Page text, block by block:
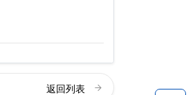
返回列表